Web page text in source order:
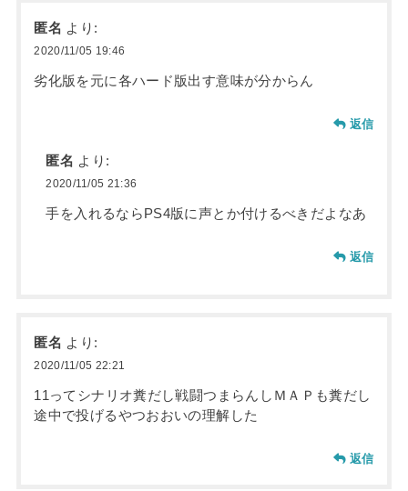
匿名 より:
2020/11/05 19:46
劣化版を元に各ハード版出す意味が分からん
返信
匿名 より:
2020/11/05 21:36
手を入れるならPS4版に声とか付けるべきだよなあ
返信
匿名 より:
2020/11/05 22:21
11ってシナリオ糞だし戦闘つまらんしＭＡＰも糞だし
途中で投げるやつおおいの理解した
返信